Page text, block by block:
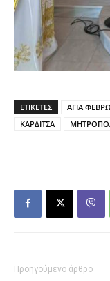
ΕΤΙΚΕΤΕΣ ΑΓΙΑ
ΚΑΡΔΙΤΣΑ
Προηγούμενο άρθρο